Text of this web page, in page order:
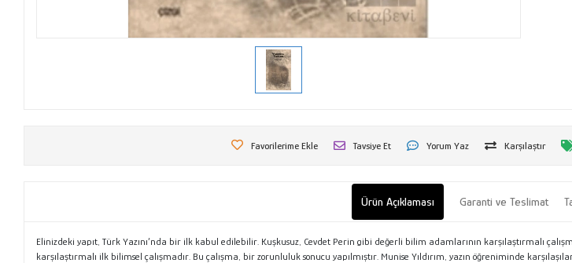
Favorilerime Ekle Tavsiye Et Yorum Yaz Karşılaştır
Ürün Açıklaması Garanti ve Teslimat
Elinizdeki yapıt, Türk Yazını’nda bir ilk kabul edilebilir. Kuşkusuz, Cevdet Perin gibi değerli bilim adamlarının karşılaştırmalı
karşılaştırmalı ilk bilimsel çalışmadır. Bu çalışma, bir zorunluluk sonucu yapılmıştır. Munise Yıldırım, yazın öğreniminde